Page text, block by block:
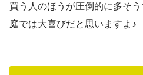
買う人のほうが圧倒的に多そ
庭では大喜びだと思いますよ♪